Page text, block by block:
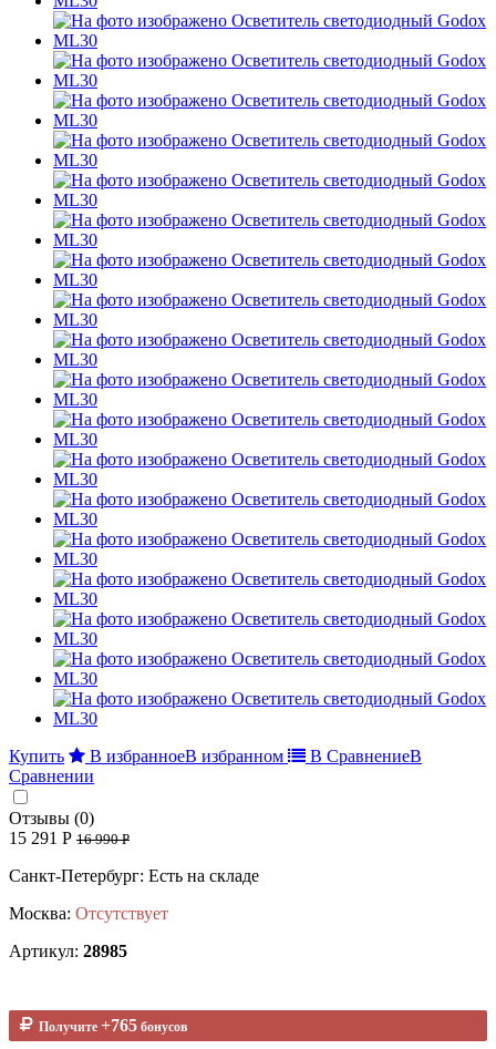
Купить В избранноеВ избранном В СравнениеВ
Сравнении
Отзывы (0)
15 291 Р 16 990 Р
Санкт-Петербург: Есть на складе
Москва: Отсутствует
Артикул: 28985
Получите +765 бонусов